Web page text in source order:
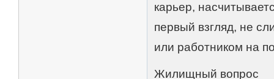
карьер,
первый взгляд, не
или работником на
Жилищный вопрос